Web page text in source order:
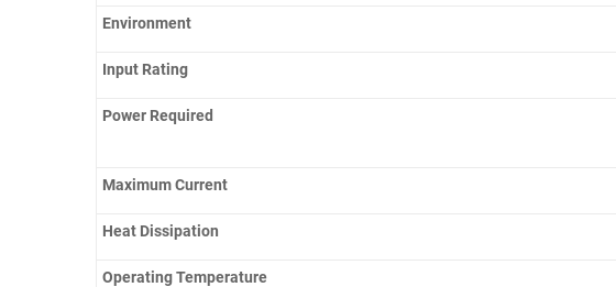
Environment
Input Rating
Power Required
Maximum Current
Heat Dissipation
Operating Temperature